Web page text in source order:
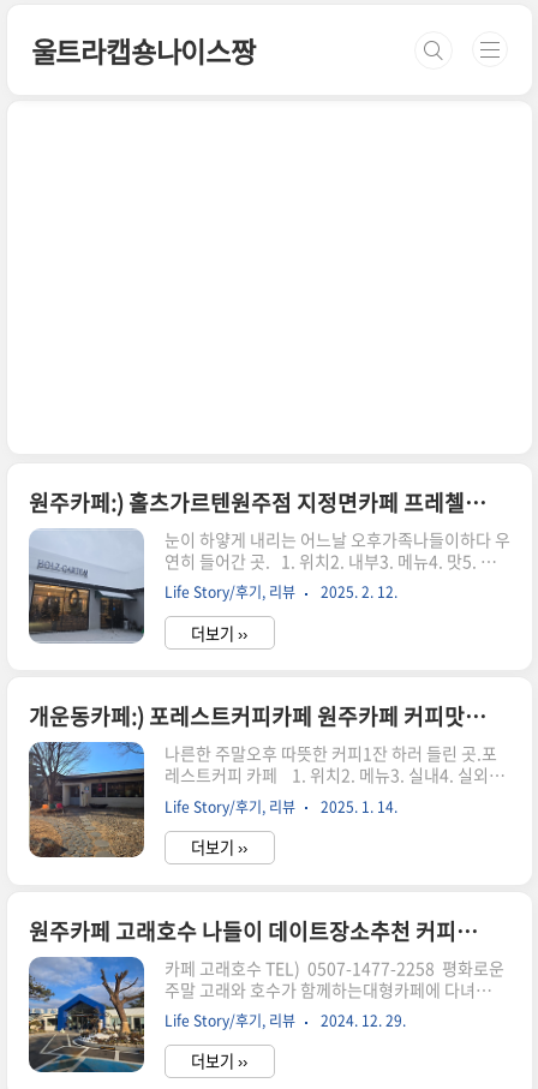
울트라캡숑나이스짱
원주카페:) 홀츠가르텐원주점 지정면카페 프레첼맛집 데이트장소 독일브런치 외곽나들이 드라이브장소 브레첼 크루아상 베이커리카페 가족모임장소
눈이 하얗게 내리는 어느날 오후가족나들이하다 우
연히 들어간 곳. 1. 위치2. 내부3. 메뉴4. 맛5. 마
무리 1. 위치 2. 실내 추운 겨울인데 따뜻한 포
근함이 물씬.내가 좋아하는 원목스타일에 은은한
조명까지독일감성 제대로~ 통창으로 보이는 하얀
바깥세상!사계절 흘러가는 풍경을 카페안에서 고
지 구비되어있음. 3. 메뉴 여러 음료뿐만 아니라
간단한 식사를 대신할 수제스프와 샌드위치도 준
비 프레첼 맛집답게 여러 맛 프레첼이 준비되어
있고크루아상, 쿠키 등이 손님들 선택을 기다리고
있다. 4. 맛 고구마크림스프는 많이 달지 않고 굉
장히 부드럽다.추운날 온 몸을 녹여주는 ..
Life Story/후기, 리뷰 2025. 2. 12.
더보기 ››
개운동카페:) 포레스트커피카페 원주카페 커피맛집 정원카페 원주의료원주변카페 로스팅원두판매 나혼자카페
나른한 주말오후 따뜻한 커피1잔 하러 들린 곳.포
레스트커피 카페 1. 위치2. 메뉴3. 실내4. 실외5.
마무리 1. 위치 ☎ 033-904-7325 개운동 한신1
차아파트 / 원주의료원 1분 거리 카페 2. 메뉴 주
말오후라 그런지 맛난 핸드메이드 베이킹들이 많이
빠졌고, 직접 로스팅을 하는 카페라 원두도 판매하
한 아늑한 분위기 4. 실외 도심속에 힐링할 수 있
는 공간이 있다니.딱- 포레스트에 온 느낌.정원부터
힐링 그자체. 5. 마무리 계절에 상관없이 그날
날씨에 맞게 운치 있는 분위기를 내는 카페 !!창밖
으로 보이는 비 내리는 모습과 눈 내리는 모습은정
말 ..
Life Story/후기, 리뷰 2025. 1. 14.
더보기 ››
원주카페 고래호수 나들이 데이트장소추천 커피맛집 대형카페 대안리맛집 호수뷰 흥업맛집 반려동물동반가능
카페 고래호수 TEL) 0507-1477-2258 평화로운
주말 고래와 호수가 함께하는대형카페에 다녀
옴. 1. 영업시간2. 메뉴3. 실내소개4. 실외소개5.
맛6. 총평 1. 영업시간 매일 10:00 - 20:00 (가오
픈이 끝나면 21:00까지 영업 예정) 2. 메뉴 커피에
진심인 카페~커피내음이 입구부터 퍼진다.블렌딩
Life Story/후기, 리뷰 2024. 12. 29.
더보기 ››